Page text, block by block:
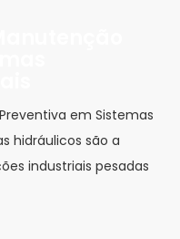
em Sistemas
hidráulicos são a
industriais pesadas